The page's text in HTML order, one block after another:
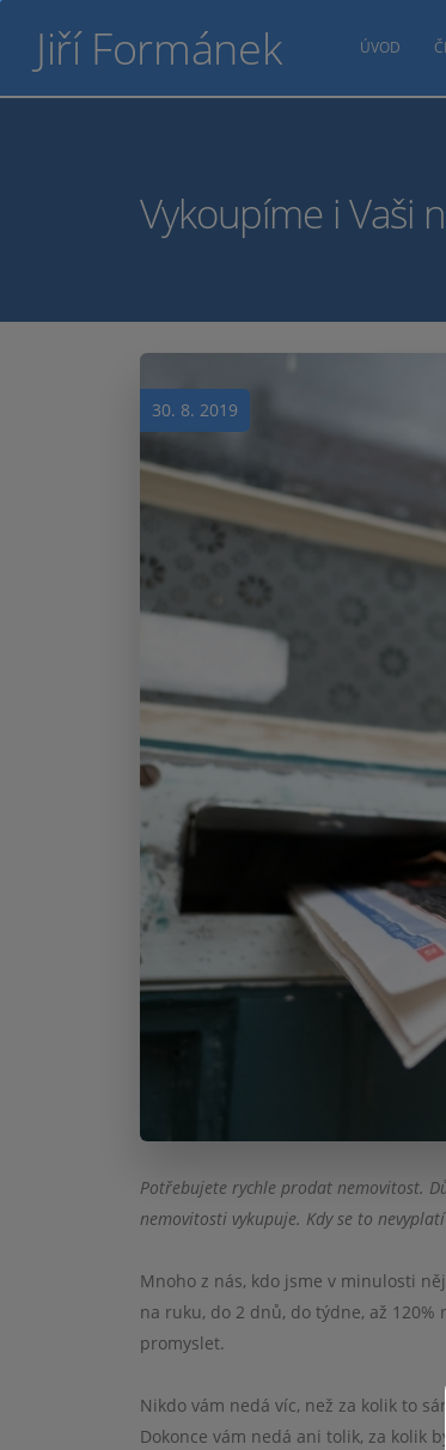
Jiří Formánek ÚVOD
Vykoupíme i Vaši
30. 8. 2019
Potřebujete rychle prodat nemovitost.
nemovitosti vykupuje. Kdy se to
Mnoho z nás, kdo jsme v minulosti
na ruku, do 2 dnů, do týdne, až
promyslet.
Nikdo vám nedá víc, než za kolik to
Dokonce vám nedá ani tolik, za kolik